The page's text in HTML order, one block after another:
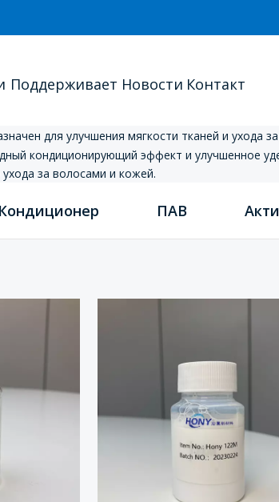
Поддерживает Новости Контакт
для улучшения мягкости тканей и
кондиционирующий эффект и улучшенное
за волосами и кожей.
Кондиционер ПАВ